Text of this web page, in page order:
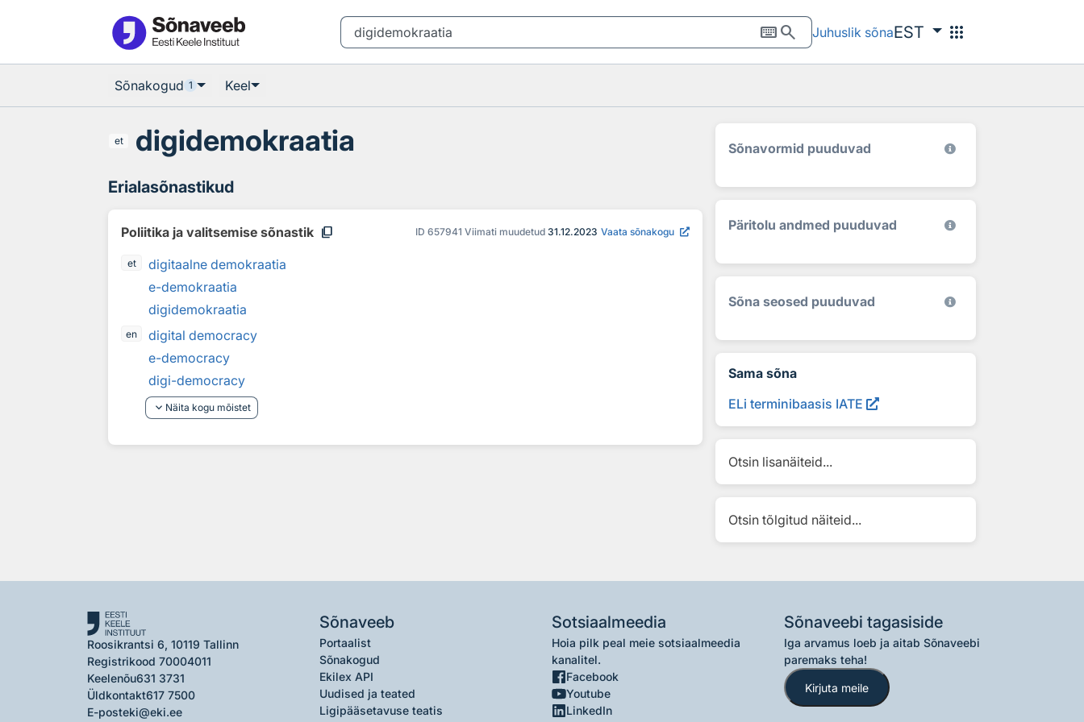
keyboardsearch Juhuslik sõnaEST apps
Sõnakogud 1 Keel
et digidemokraatia
Erialasõnastikud
Poliitika ja valitsemise sõnastik content_copy ID 657941 Viimati muudetud 31.12.2023 Vaata sõnakogu
et
digitaalne demokraatia
e-demokraatia
digidemokraatia
en
digital democracy
e-democracy
digi-democracy
keyboard_arrow_down Näita kogu mõistet
Sõnavormid puuduvad
Päritolu andmed puuduvad
Sõna seosed puuduvad
Sama sõna
ELi terminibaasis IATE
Otsin lisanäiteid...
Otsin tõlgitud näiteid...
Roosikrantsi 6, 10119 Tallinn
Registrikood 70004011
Keelenõu631 3731
Üldkontakt617 7500
E-posteki@eki.ee
Sõnaveeb
Portaalist
Sõnakogud
Ekilex API
Uudised ja teated
Ligipääsetavuse teatis
Sotsiaalmeedia
Hoia pilk peal meie sotsiaalmeedia
kanalitel.
Facebook
Youtube
LinkedIn
Sõnaveebi tagasiside
Iga arvamus loeb ja aitab Sõnaveebi
paremaks teha!
Kirjuta meile